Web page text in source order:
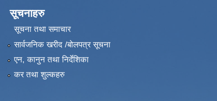
सूचनाहरु
सूचना तथा समाचार
सार्वजनिक खरीद /बोलपत्र सूचना
एन, कानुन तथा निर्देशिका
कर तथा शुल्कहरु